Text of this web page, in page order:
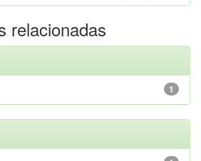
relacionadas
1